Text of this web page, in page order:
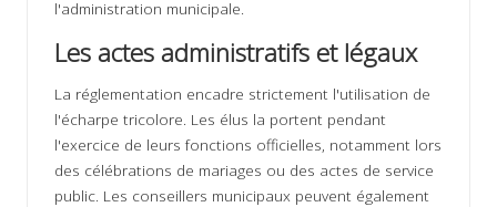
l'administration municipale.
Les actes administratifs et légaux
La réglementation encadre strictement l'utilisation de
l'écharpe tricolore. Les élus la portent pendant
l'exercice de leurs fonctions officielles, notamment lors
des célébrations de mariages ou des actes de service
public. Les conseillers municipaux peuvent également